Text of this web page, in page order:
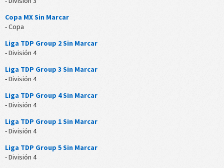
Copa MX Sin Marcar
- Copa
Liga TDP Group 2 Sin Marcar
- División 4
Liga TDP Group 3 Sin Marcar
- División 4
Liga TDP Group 4 Sin Marcar
- División 4
Liga TDP Group 1 Sin Marcar
- División 4
Liga TDP Group 5 Sin Marcar
- División 4